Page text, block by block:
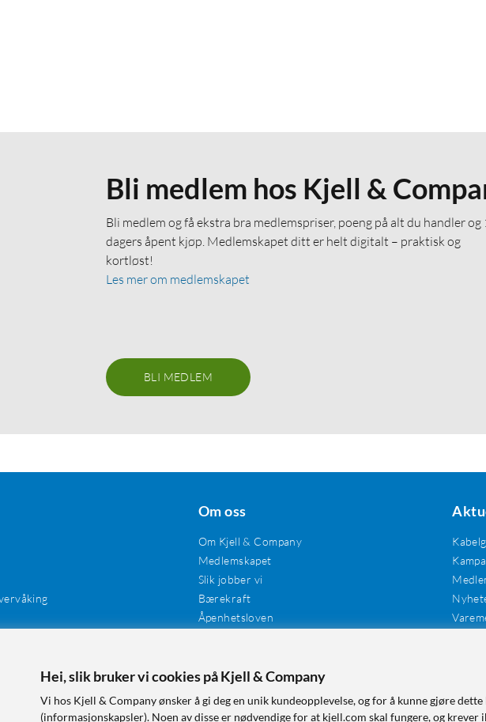
Bli medlem hos Kjell &
Bli medlem og få ekstra bra medlemspriser, poeng på alt du handler og
dagers åpent kjøp. Medlemskapet ditt er helt digitalt – praktisk og
kortløst!
Les mer om medlemskapet
BLI MEDLEM
Om oss
Om Kjell & Company
Medlemskapet
Slik jobber vi
Bærekraft
Åpenhetsloven
Tilgjengelighet
Hei, slik bruker vi cookies på Kjell & Company
Vi hos Kjell & Company ønsker å gi deg en unik kundeopplevelse, og for å kunne gjøre
(informasjonskapsler). Noen av disse er nødvendige for at kjell.com skal fungere, og krever